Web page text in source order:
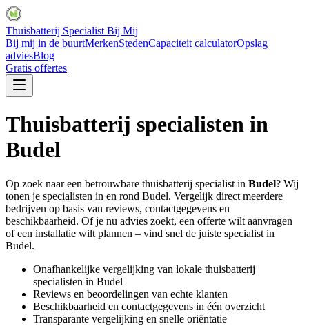
Thuisbatterij Specialist Bij Mij
Bij mij in de buurtMerkenStedenCapaciteit calculatorOpslag
adviesBlog
Gratis offertes
Thuisbatterij specialisten in
Budel
Op zoek naar een betrouwbare thuisbatterij specialist in Budel? Wij
tonen je specialisten in en rond Budel. Vergelijk direct meerdere
bedrijven op basis van reviews, contactgegevens en
beschikbaarheid. Of je nu advies zoekt, een offerte wilt aanvragen
of een installatie wilt plannen – vind snel de juiste specialist in
Budel.
Onafhankelijke vergelijking van lokale thuisbatterij
specialisten in Budel
Reviews en beoordelingen van echte klanten
Beschikbaarheid en contactgegevens in één overzicht
Transparante vergelijking en snelle oriëntatie